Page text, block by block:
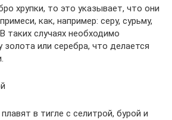
хрупки, то это указывает, что они
как, например: серу, сурьму,
таких случаях необходимо
золота или серебра, что делается
в тигле с селитрой, бурой и